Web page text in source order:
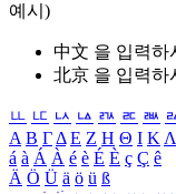
예시)
中文 을 입력하
北京 을 입력하
ㅥ ㅦ ㅧ ㅨ ㅩ ㅪ ㅫ
Α Β ΓΔ Ε Ζ Η Θ Ι ΚΛ
á à Á À é è É È ç Ç ê
Ä Ö Ü ä ö ü ß